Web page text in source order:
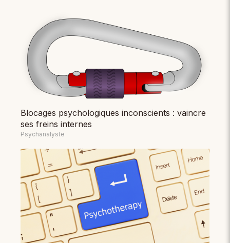
Blocages psychologiques inconscients : vaincre
ses freins internes
Psychanalyste